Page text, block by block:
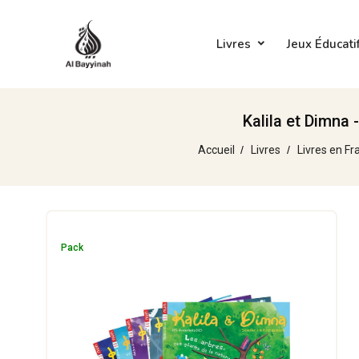
Livres Jeux
Kalila et Dimna
Accueil Livres Livres en
Pack